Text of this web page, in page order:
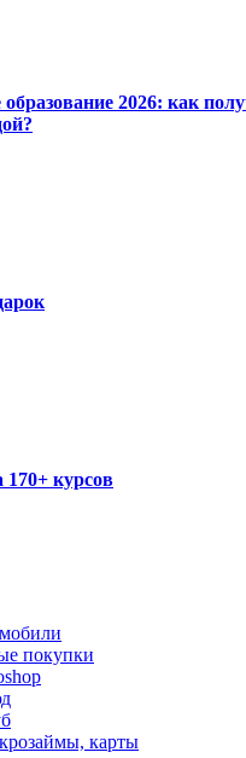
2026: как
курсов
покупки
карты